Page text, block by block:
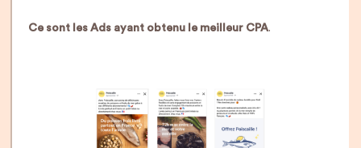
Ce sont les Ads ayant obtenu le meilleur CPA.